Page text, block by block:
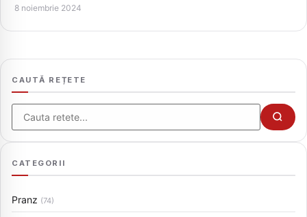
8 noiembrie 2024
CAUTĂ REȚETE
Cauta
CATEGORII
Pranz (74)